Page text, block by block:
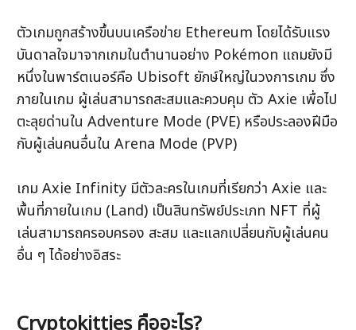
ตัวเกมถูกสร้างขึ้นบนเครือข่าย Ethereum โดยได้รับแรง
บันดาลใจมาจากเกมในตำนานอย่าง Pokémon แถมยังมี
หนึ่งในพาร์ตเนอร์คือ Ubisoft ยักษ์ใหญ่ในวงการเกม ซึ่ง
ภายในเกม ผู้เล่นสามารถสะสมและควบคุม ตัว Axie เพื่อไป
ตะลุยด่านใน Adventure Mode (PVE) หรือประลองฝีมือ
กับผู้เล่นคนอื่นใน Arena Mode (PVP)
เกม Axie Infinity มีตัวละครในเกมที่เรียกว่า Axie และ
พื้นที่ภายในเกม (Land) เป็นสินทรัพย์ประเภท NFT ที่ผู้
เล่นสามารถครอบครอง สะสม และแลกเปลี่ยนกับผู้เล่นคน
อื่น ๆ ได้อย่างอิสระ
Cryptokitties คืออะไร?